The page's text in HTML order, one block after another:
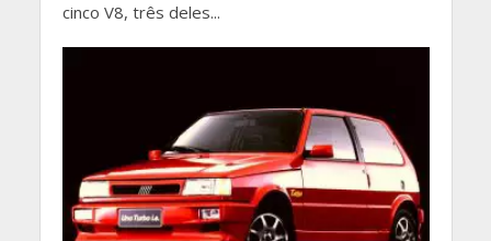
cinco V8, três deles...